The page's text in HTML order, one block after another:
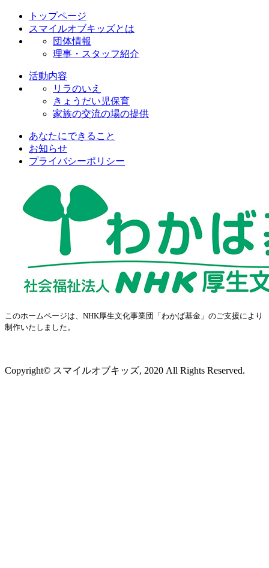
トップページ
スマイルオブキッズとは
団体情報
理事・スタッフ紹介
活動内容
リラのいえ
きょうだい児保育
家族の交流の場の提供
あなたにできること
お知らせ
プライバシーポリシー
このホームページは、NHK厚生文化事業団「わかば基金」のご支援により
制作いたしました。
Copyright© スマイルオブキッズ, 2020 All Rights Reserved.